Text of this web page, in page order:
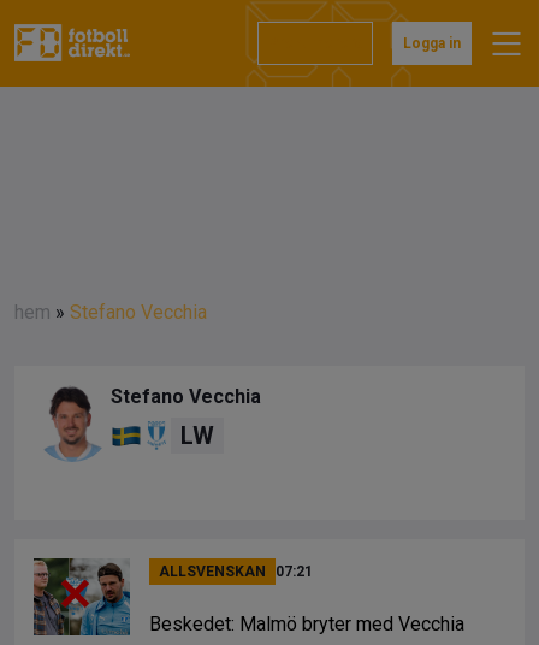
Logga in
hem » Stefano Vecchia
Stefano Vecchia
LW
ALLSVENSKAN 07:21
Beskedet: Malmö bryter med Vecchia